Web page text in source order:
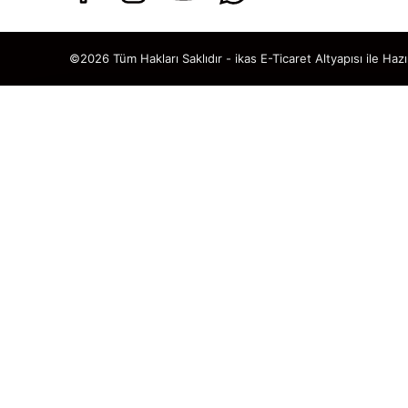
©2026 Tüm Hakları Saklıdır - ikas E-Ticaret Altyapısı ile